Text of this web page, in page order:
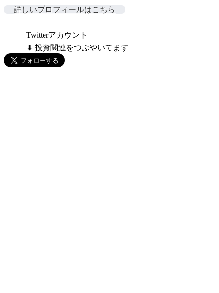
詳しいプロフィールはこちら
Twitterアカウント
⬇ 投資関連をつぶやいてます